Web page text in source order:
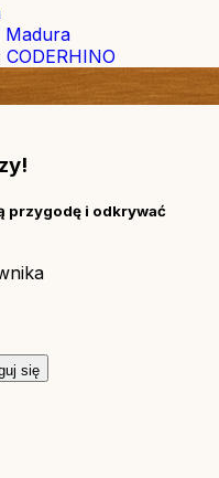
CODERHINO
przygodę i odkrywać
się